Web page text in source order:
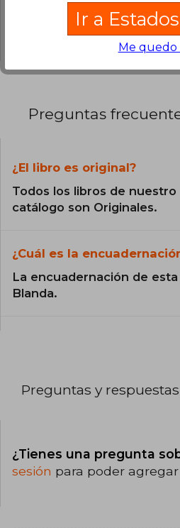
Preguntas
¿El libro es original?
Todos los libros de nuestro
catálogo son Originales.
¿Cuál es la
La encuadernación de
Blanda.
Preguntas y
¿Tienes una pregunta
sesión para poder
Ir a
Me